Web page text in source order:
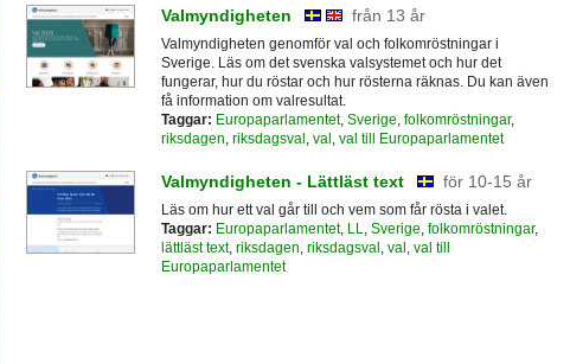
Valmyndigheten från 13 år
Valmyndigheten genomför val och folkomröstningar i
Sverige. Läs om det svenska valsystemet och hur det
fungerar, hur du röstar och hur rösterna räknas. Du kan även
få information om valresultat.
Taggar: Europaparlamentet, Sverige, folkomröstningar,
riksdagen, riksdagsval , val , val till Europaparlamentet
Valmyndigheten - Lättläst text för 10-15 år
Läs om hur ett val går till och vem som får rösta i valet.
Taggar: Europaparlamentet, LL, Sverige, folkomröstningar,
lättläst text, riksdagen, riksdagsval , val , val till
Europaparlamentet